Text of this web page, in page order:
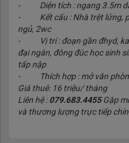
- Diện tích : ngang 3.5m
- Kết cấu : Nhà trệt lửng,
ngủ, 2wc
- Vị trí : đoạn gần đhyd,
đại ngân, đông đúc học sinh
tấp nập
- Thích hợp : mở văn
Giá thuê: 16 triệu/ tháng
Liên hệ :079.683.4455Gặp
và thương lượng trực tiếp